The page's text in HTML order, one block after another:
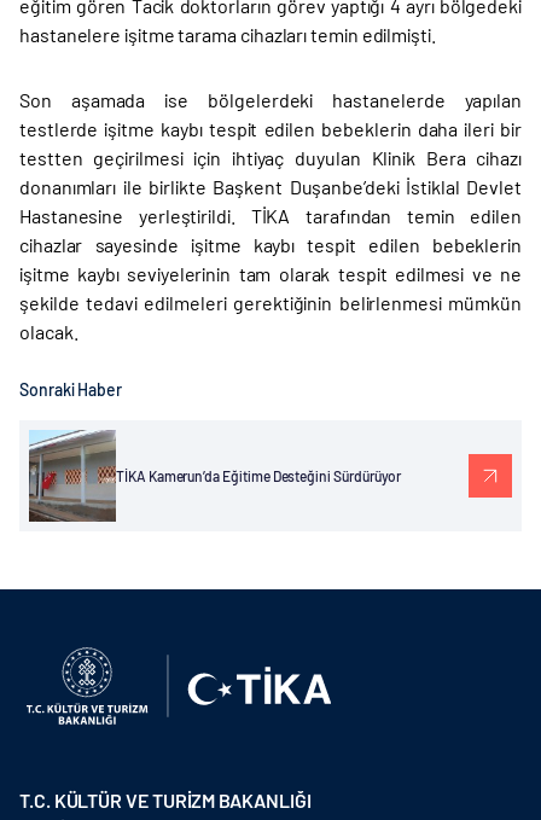
eğitim gören Tacik doktorların görev yaptığı 4 ayrı bölgedeki
hastanelere işitme tarama cihazları temin edilmişti.
Son aşamada ise bölgelerdeki hastanelerde yapılan
testlerde işitme kaybı tespit edilen bebeklerin daha ileri bir
testten geçirilmesi için ihtiyaç duyulan Klinik Bera cihazı
donanımları ile birlikte Başkent Duşanbe’deki İstiklal Devlet
Hastanesine yerleştirildi. TİKA tarafından temin edilen
cihazlar sayesinde işitme kaybı tespit edilen bebeklerin
işitme kaybı seviyelerinin tam olarak tespit edilmesi ve ne
şekilde tedavi edilmeleri gerektiğinin belirlenmesi mümkün
olacak.
Sonraki Haber
TİKA Kamerun’da Eğitime Desteğini Sürdürüyor
T.C. KÜLTÜR VE TURİZM BAKANLIĞI